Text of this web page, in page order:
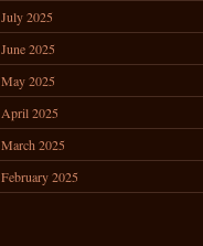
July 2025
June 2025
May 2025
April 2025
March 2025
February 2025